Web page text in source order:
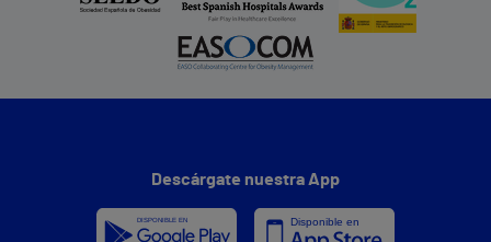
Descárgate nuestra App